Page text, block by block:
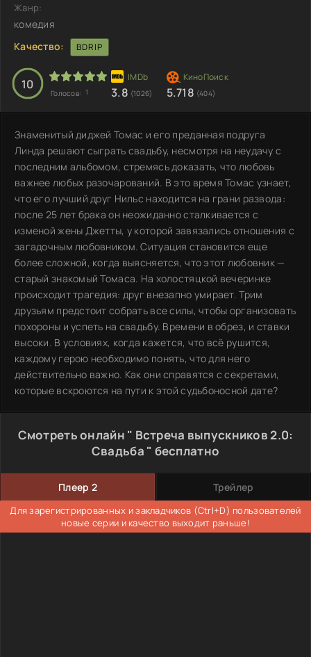
Жанр:
комедия
Качество:
BDRIP
10
Голосов: 1 3.8 (1026) 5.718 (404)
Знаменитый диджей Томас и его преданная подруга
Линда решают сыграть свадьбу, несмотря на неудачу с
последним альбомом, стремясь доказать, что любовь
важнее любых разочарований. В это время Томас узнает,
что его лучший друг Нильс находится на грани развода:
после 25 лет брака он неожиданно сталкивается с
изменой жены Джетты, у которой завязались отношения с
загадочным любовником. Ситуация становится еще
более сложной, когда выясняется, что этот любовник —
старый знакомый Томаса. На холостяцкой вечеринке
происходит трагедия: друг внезапно умирает. Трим
друзьям предстоит собрать все силы, чтобы организовать
похороны и успеть на свадьбу. Времени в обрез, и ставки
высоки. В условиях, когда кажется, что всё рушится,
каждому герою необходимо понять, что для него
действительно важно. Как они справятся с секретами,
которые вскроются на пути к этой судьбоносной дате?
Смотреть онлайн " Встреча выпускников 2.0:
Свадьба " бесплатно
Плеер 2 Трейлер
Для зарегистрированных и закладчиков (Ctrl+D) пользователей
новые серии и качество выходит раньше!